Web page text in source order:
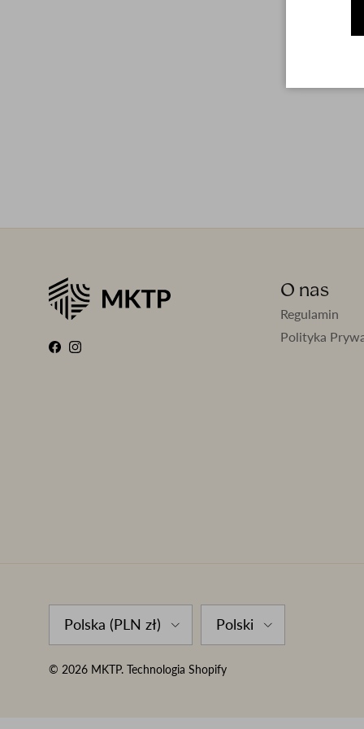
Facebook
Instagram
O nas
Regulamin
Polityka
Polska (PLN zł) Polski
© 2026 MKTP. Technologia Shopify